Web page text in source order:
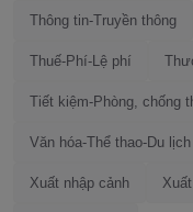
Thông tin-Truyền thông
Thuế-Phí-Lệ phí
Tiết kiệm-Phòng, chống
Văn hóa-Thể thao-Du lịch
Xuất nhập cảnh